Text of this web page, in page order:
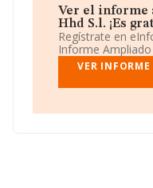
código 'Comercio al
no tiene actividad en
La compañía Cortina
domicilio social
núm. 42 44 46,
Del Vallés, en
En base a la
Ver el informe
Hhd S.l. ¡Es
Regístrate en
Informe
VER